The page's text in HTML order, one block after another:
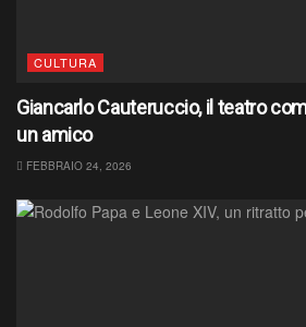
CULTURA
Giancarlo Cauteruccio, il teatro
un amico
FEBBRAIO 24, 2026